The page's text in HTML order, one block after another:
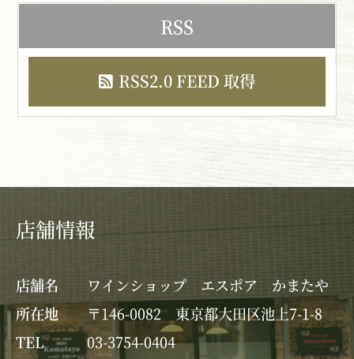
RSS
RSS2.0 FEED 取得
店舗情報
店舗名
ワインショップ エスポア かまたや
所在地
〒146-0082 東京都大田区池上7-1-8
TEL
03-3754-0404